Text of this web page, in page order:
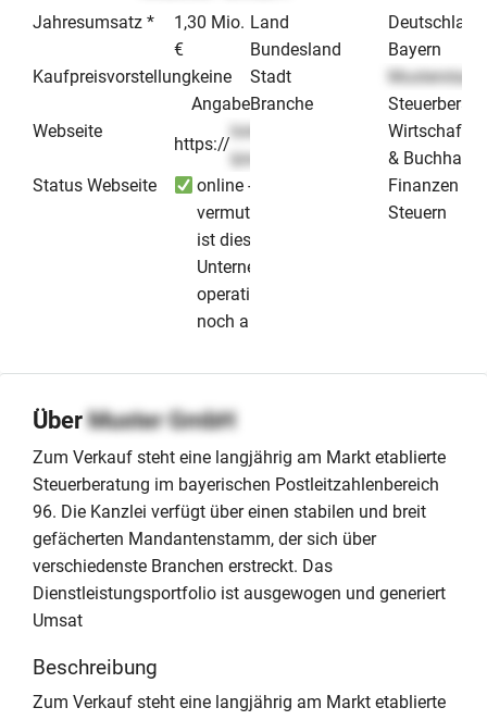
Jahresumsatz *
1,30 Mio.
€
Kaufpreisvorstellungkeine
Angabe
Webseite
https://
lorem-
ipsum
Status Webseite
online -
vermutlich
ist dieses
Unternehmen
operativ
noch aktiv
Land
Deutschland
Bundesland
Bayern
Stadt
Musterstadt
Branche
&
Finanzen /
Steuern
ÜberMuster GmbH
Zum Verkauf steht eine langjährig am Markt etablierte
Steuerberatung im bayerischen Postleitzahlenbereich
96. Die Kanzlei verfügt über einen stabilen und breit
gefächerten Mandantenstamm, der sich über
verschiedenste Branchen erstreckt. Das
Dienstleistungsportfolio ist ausgewogen und generiert
Umsat
Beschreibung
Zum Verkauf steht eine langjährig am Markt etablierte